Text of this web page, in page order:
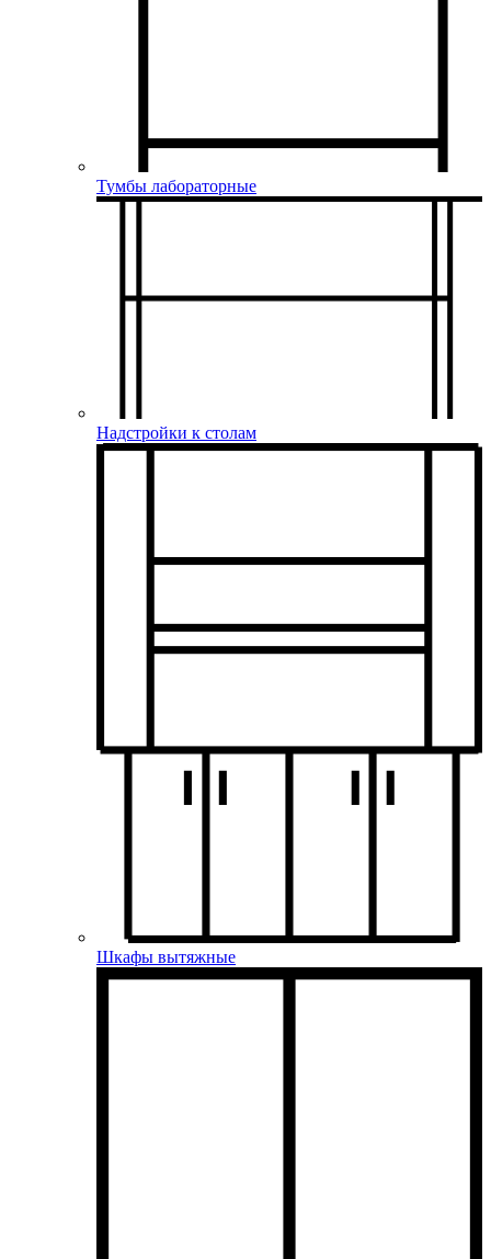
Тумбы лабораторные
Надстройки к столам
Шкафы вытяжные